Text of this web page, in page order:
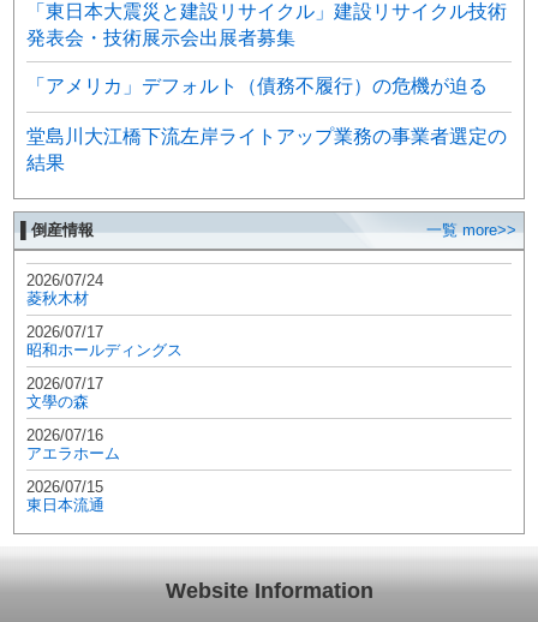
「東日本大震災と建設リサイクル」建設リサイクル技術
発表会・技術展示会出展者募集
「アメリカ」デフォルト（債務不履行）の危機が迫る
堂島川大江橋下流左岸ライトアップ業務の事業者選定の
結果
▌倒産情報 一覧 more>>
2026/07/24
菱秋木材
2026/07/17
昭和ホールディングス
2026/07/17
文學の森
2026/07/16
アエラホーム
2026/07/15
東日本流通
Website Information